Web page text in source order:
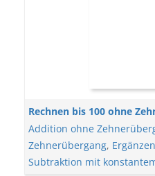
Rechnen bis 100 ohne
Addition ohne
Zehnerübergang,
Subtraktion mit